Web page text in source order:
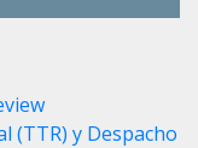
(TTR) y Despacho